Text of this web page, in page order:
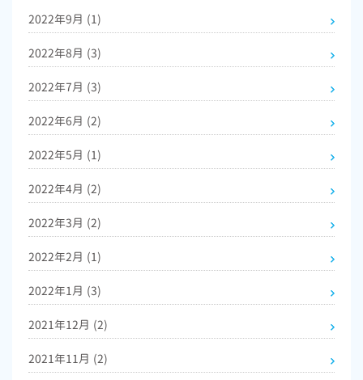
2022年9月 (1)
2022年8月 (3)
2022年7月 (3)
2022年6月 (2)
2022年5月 (1)
2022年4月 (2)
2022年3月 (2)
2022年2月 (1)
2022年1月 (3)
2021年12月 (2)
2021年11月 (2)